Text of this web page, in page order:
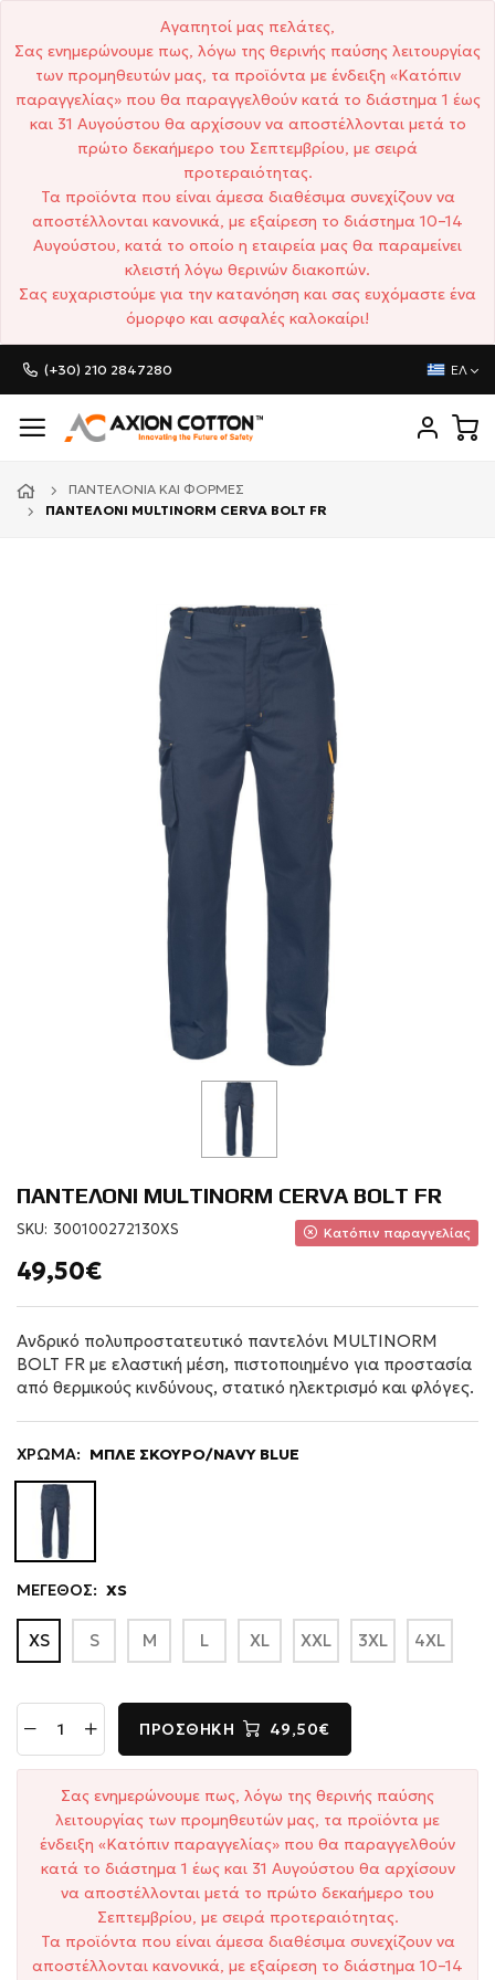
Αγαπητοί μας πελάτες,
Σας ενημερώνουμε πως, λόγω της θερινής παύσης λειτουργίας
των προμηθευτών μας, τα προϊόντα με ένδειξη «Κατόπιν
παραγγελίας» που θα παραγγελθούν κατά το διάστημα 1 έως
και 31 Αυγούστου θα αρχίσουν να αποστέλλονται μετά το
πρώτο δεκαήμερο του Σεπτεμβρίου, με σειρά
προτεραιότητας.
Τα προϊόντα που είναι άμεσα διαθέσιμα συνεχίζουν να
αποστέλλονται κανονικά, με εξαίρεση το διάστημα 10–14
Αυγούστου, κατά το οποίο η εταιρεία μας θα παραμείνει
κλειστή λόγω θερινών διακοπών.
Σας ευχαριστούμε για την κατανόηση και σας ευχόμαστε ένα
όμορφο και ασφαλές καλοκαίρι!
(+30) 210 2847280 ΕΛ
ΠΑΝΤΕΛΌΝΙΑ ΚΑΙ ΦΌΡΜΕΣ
ΠΑΝΤΕΛΟΝΙ MULTINORM CERVA BOLT FR
ΠΑΝΤΕΛΟΝΙ MULTINORM CERVA BOLT FR
SKU: 300100272130XS Κατόπιν παραγγελίας
49,50€
Ανδρικό πολυπροστατευτικό παντελόνι MULTINORM
BOLT FR με ελαστική μέση, πιστοποιημένο για προστασία
από θερμικούς κινδύνους, στατικό ηλεκτρισμό και φλόγες.
ΧΡΩΜΑ: ΜΠΛΕ ΣΚΟΥΡΟ/NAVY BLUE
ΜΕΓΕΘΟΣ: XS
XS S M L XL XXL 3XL 4XL
ΠΡΟΣΘΉΚΗ 49,50€
Σας ενημερώνουμε πως, λόγω της θερινής παύσης
λειτουργίας των προμηθευτών μας, τα προϊόντα με
ένδειξη «Κατόπιν παραγγελίας» που θα παραγγελθούν
κατά το διάστημα 1 έως και 31 Αυγούστου θα αρχίσουν
να αποστέλλονται μετά το πρώτο δεκαήμερο του
Σεπτεμβρίου, με σειρά προτεραιότητας.
Τα προϊόντα που είναι άμεσα διαθέσιμα συνεχίζουν να
αποστέλλονται κανονικά, με εξαίρεση το διάστημα 10–14